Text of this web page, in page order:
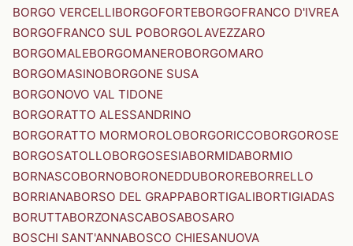
BORGO VERCELLIBORGOFORTEBORGOFRANCO D'IVREA
BORGOFRANCO SUL POBORGOLAVEZZARO
BORGOMALEBORGOMANEROBORGOMARO
BORGOMASINOBORGONE SUSA
BORGONOVO VAL TIDONE
BORGORATTO ALESSANDRINO
BORGORATTO MORMOROLOBORGORICCOBORGOROSE
BORGOSATOLLOBORGOSESIABORMIDABORMIO
BORNASCOBORNOBORONEDDUBOROREBORRELLO
BORRIANABORSO DEL GRAPPABORTIGALIBORTIGIADAS
BORUTTABORZONASCABOSABOSARO
BOSCHI SANT'ANNABOSCO CHIESANUOVA